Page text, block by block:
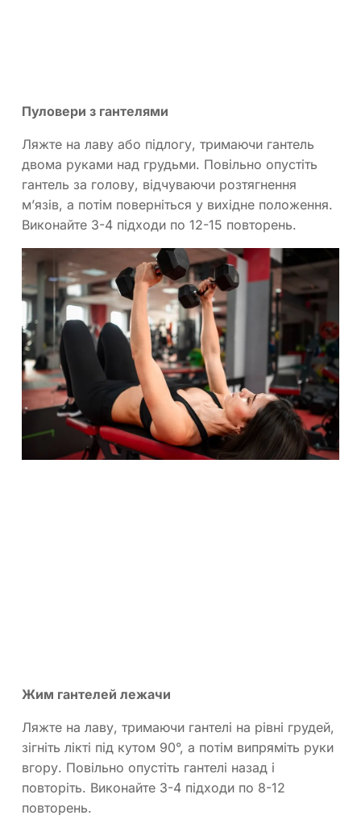
Пуловери з гантелями
Ляжте на лаву або підлогу, тримаючи гантель
двома руками над грудьми. Повільно опустіть
гантель за голову, відчуваючи розтягнення
м’язів, а потім поверніться у вихідне положення.
Виконайте 3-4 підходи по 12-15 повторень.
Жим гантелей лежачи
Ляжте на лаву, тримаючи гантелі на рівні грудей,
зігніть лікті під кутом 90°, а потім випряміть руки
вгору. Повільно опустіть гантелі назад і
повторіть. Виконайте 3-4 підходи по 8-12
повторень.